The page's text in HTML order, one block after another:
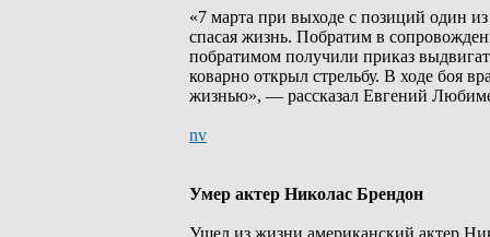
«7 марта при выходе с позиций один
спасая жизнь. Побратим в
побратимом получили приказ
коварно открыл стрельбу. В ходе боя
жизнью», — рассказал Евгений
nv
Умер актер Николас Брендон
Ушел из жизни американский актер